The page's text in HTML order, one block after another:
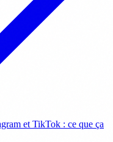
et TikTok : ce que ça